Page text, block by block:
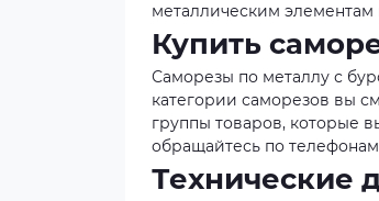
металлическим элементам
Купить
Саморезы по металлу с
категории саморезов вы
группы товаров, которые
обращайтесь по
Технические